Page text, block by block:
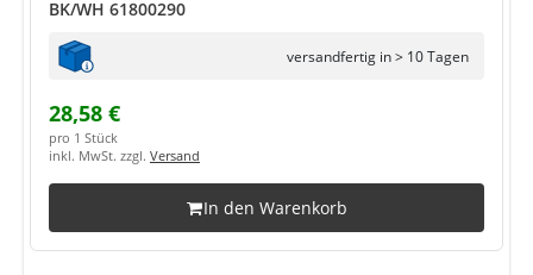
BK/WH 61800290
versandfertig in > 10 Tagen
28,58 €
pro 1 Stück
inkl. MwSt. zzgl. Versand
In den Warenkorb